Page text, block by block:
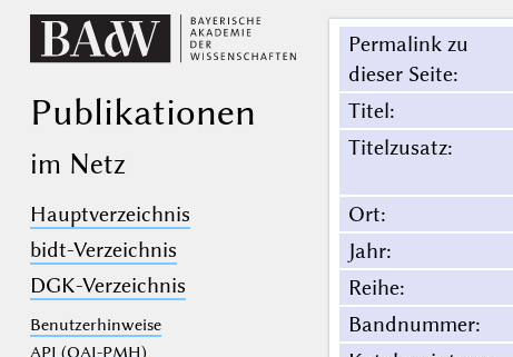
Publikationen
im Netz
Hauptverzeichnis
bidt-Verzeichnis
DGK-Verzeichnis
Benutzerhinweise
API (OAI-PMH)
Permalink zu
dieser Seite:
Titel:
Titelzusatz:
Ort:
Jahr:
Reihe:
Bandnummer: